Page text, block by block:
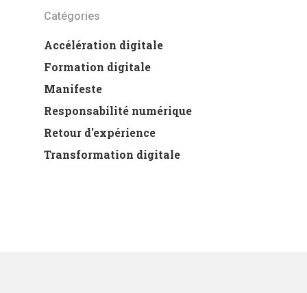
Catégories
Accélération digitale
Formation digitale
Manifeste
Responsabilité numérique
Retour d'expérience
Transformation digitale